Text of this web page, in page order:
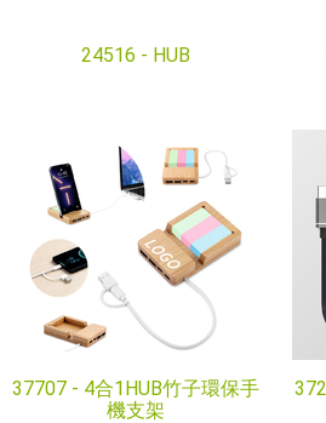
24516 - HUB
37707 - 4合1HUB竹子環保手
機支架